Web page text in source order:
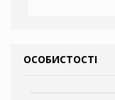
ОСОБИСТОСТІ